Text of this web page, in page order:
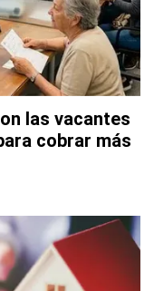
las vacantes
cobrar más